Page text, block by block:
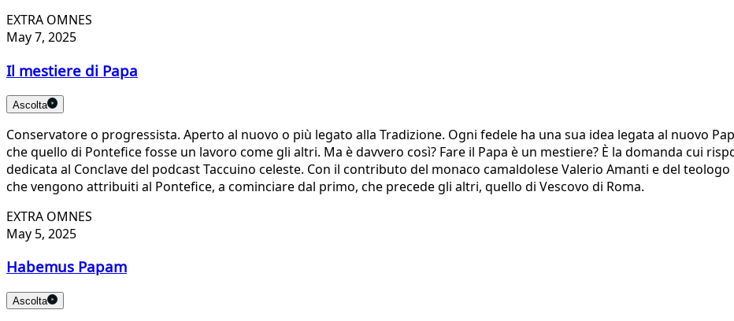
EXTRA OMNES
May 7, 2025
Il mestiere di Papa
Ascolta
Conservatore o progressista. Aperto al nuovo o più legato alla Tradizione. Ogni fedele ha una sua idea legata al nuovo
che quello di Pontefice fosse un lavoro come gli altri. Ma è davvero così? Fare il Papa è un mestiere? È la domanda cui
dedicata al Conclave del podcast Taccuino celeste. Con il contributo del monaco camaldolese Valerio Amanti e del
che vengono attribuiti al Pontefice, a cominciare dal primo, che precede gli altri, quello di Vescovo di Roma.
EXTRA OMNES
May 5, 2025
Habemus Papam
Ascolta